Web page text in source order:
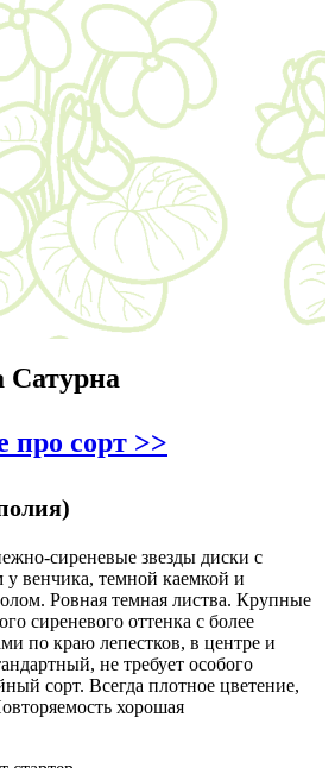
про сорт >>
сиреневые звезды диски с
венчика, темной каемкой и
Ровная темная листва. Крупные
сиреневого оттенка с более
по краю лепестков, в центре и
не требует особого
сорт. Всегда плотное цветение,
хорошая